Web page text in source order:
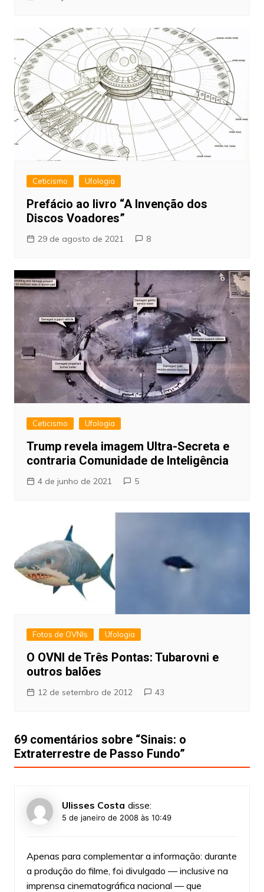
Ceticismo Ufologia
Prefácio ao livro “A Invenção dos
Discos Voadores”
29 de agosto de 2021 8
Ceticismo Ufologia
Trump revela imagem Ultra-Secreta e
contraria Comunidade de Inteligência
4 de junho de 2021 5
Fotos de OVNIs Ufologia
O OVNI de Três Pontas: Tubarovni e
outros balões
12 de setembro de 2012 43
69 comentários sobre “Sinais: o
Extraterrestre de Passo Fundo”
Ulisses Costa disse:
5 de janeiro de 2008 às 10:49
Apenas para complementar a informação: durante
a produção do filme, foi divulgado — inclusive na
imprensa cinematográfica nacional — que